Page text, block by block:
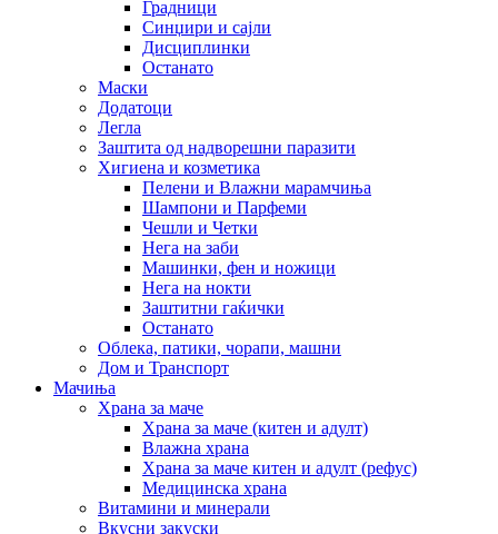
Градници
Синџири и сајли
Дисциплинки
Останато
Маски
Додатоци
Легла
Заштита од надворешни паразити
Хигиена и козметика
Пелени и Влажни марамчиња
Шампони и Парфеми
Чешли и Четки
Нега на заби
Машинки, фен и ножици
Нега на нокти
Заштитни гаќички
Останато
Облека, патики, чорапи, машни
Дом и Транспорт
Мачиња
Храна за маче
Храна за маче (китен и адулт)
Влажна храна
Храна за маче китен и адулт (рефус)
Медицинска храна
Витамини и минерали
Вкусни закуски